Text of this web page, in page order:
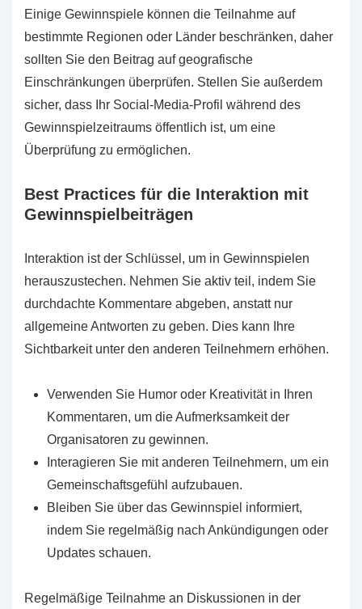
Einige Gewinnspiele können die Teilnahme auf
bestimmte Regionen oder Länder beschränken, daher
sollten Sie den Beitrag auf geografische
Einschränkungen überprüfen. Stellen Sie außerdem
sicher, dass Ihr Social-Media-Profil während des
Gewinnspielzeitraums öffentlich ist, um eine
Überprüfung zu ermöglichen.
Best Practices für die Interaktion mit
Gewinnspielbeiträgen
Interaktion ist der Schlüssel, um in Gewinnspielen
herauszustechen. Nehmen Sie aktiv teil, indem Sie
durchdachte Kommentare abgeben, anstatt nur
allgemeine Antworten zu geben. Dies kann Ihre
Sichtbarkeit unter den anderen Teilnehmern erhöhen.
Verwenden Sie Humor oder Kreativität in Ihren
Kommentaren, um die Aufmerksamkeit der
Organisatoren zu gewinnen.
Interagieren Sie mit anderen Teilnehmern, um ein
Gemeinschaftsgefühl aufzubauen.
Bleiben Sie über das Gewinnspiel informiert,
indem Sie regelmäßig nach Ankündigungen oder
Updates schauen.
Regelmäßige Teilnahme an Diskussionen in der